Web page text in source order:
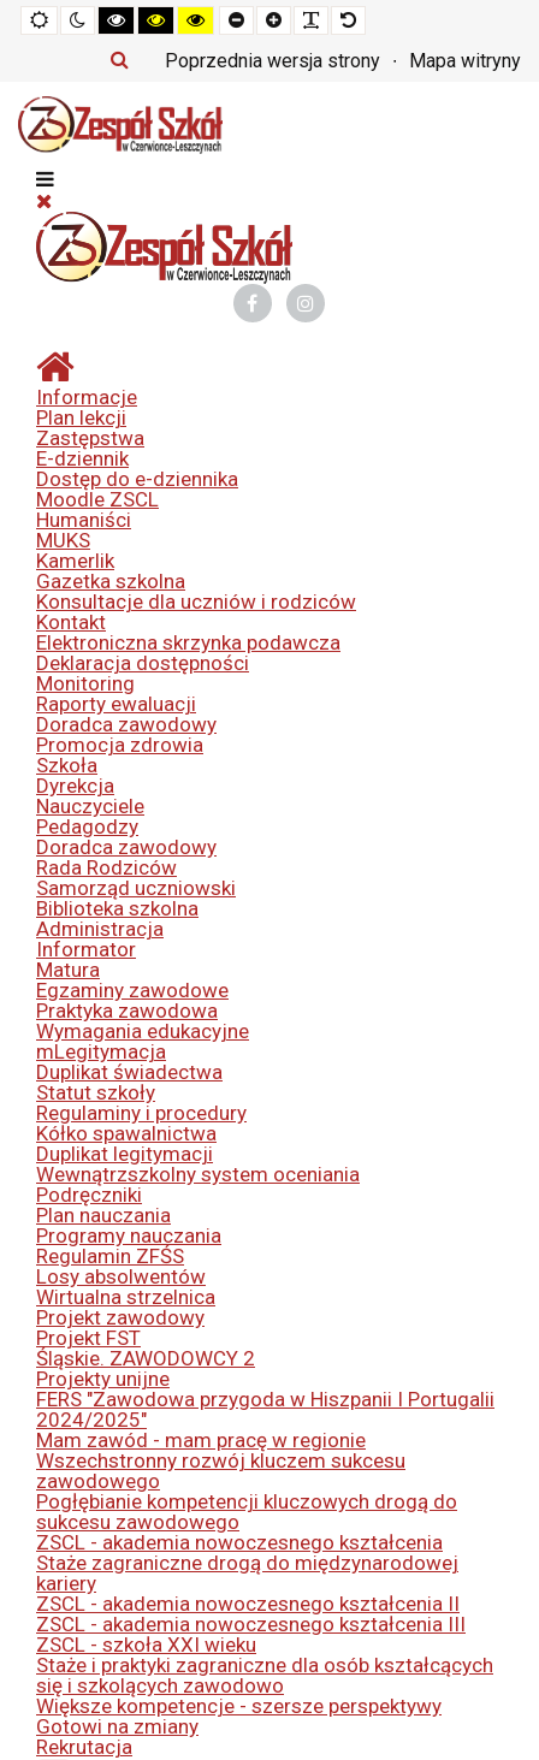
Tryb
domyślny
Tryb
nocny
Tryb
czarno-
biały
o
kontraście
Tryb
czarno-
żółty
o
kontraście
Tryb
żółto-
czarny
o
kontraście
Set
smaller
font
Set
larger
font
Make
font
more
readable
Set
default
font
Poprzednia wersja strony Mapa witryny
Informacje
Plan lekcji
Zastępstwa
E-dziennik
Dostęp do e-dziennika
Moodle ZSCL
Humaniści
MUKS
Kamerlik
Gazetka szkolna
Konsultacje dla uczniów i rodziców
Kontakt
Elektroniczna skrzynka podawcza
Deklaracja dostępności
Monitoring
Raporty ewaluacji
Doradca zawodowy
Promocja zdrowia
Szkoła
Dyrekcja
Nauczyciele
Pedagodzy
Doradca zawodowy
Rada Rodziców
Samorząd uczniowski
Biblioteka szkolna
Administracja
Informator
Matura
Egzaminy zawodowe
Praktyka zawodowa
Wymagania edukacyjne
mLegitymacja
Duplikat świadectwa
Statut szkoły
Regulaminy i procedury
Kółko spawalnictwa
Duplikat legitymacji
Wewnątrzszkolny system oceniania
Podręczniki
Plan nauczania
Programy nauczania
Regulamin ZFŚS
Losy absolwentów
Wirtualna strzelnica
Projekt zawodowy
Projekt FST
Śląskie. ZAWODOWCY 2
Projekty unijne
FERS "Zawodowa przygoda w Hiszpanii I Portugalii
2024/2025"
Mam zawód - mam pracę w regionie
Wszechstronny rozwój kluczem sukcesu
zawodowego
Pogłębianie kompetencji kluczowych drogą do
sukcesu zawodowego
ZSCL - akademia nowoczesnego kształcenia
Staże zagraniczne drogą do międzynarodowej
kariery
ZSCL - akademia nowoczesnego kształcenia II
ZSCL - akademia nowoczesnego kształcenia III
ZSCL - szkoła XXI wieku
Staże i praktyki zagraniczne dla osób kształcących
się i szkolących zawodowo
Większe kompetencje - szersze perspektywy
Gotowi na zmiany
Rekrutacja